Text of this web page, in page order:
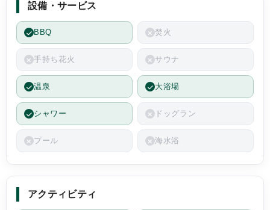
設備・サービス
BBQ 焚火
手持ち花火 サウナ
温泉 大浴場
シャワー ドッグラン
プール 海水浴
アクティビティ